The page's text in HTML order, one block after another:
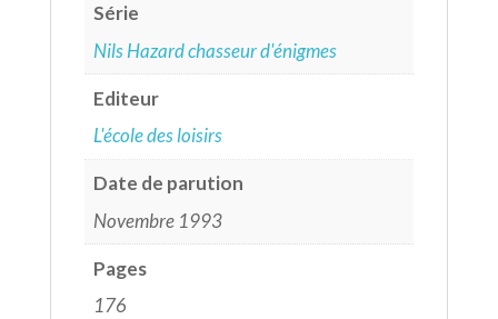
Série
Nils Hazard chasseur d'énigmes
Editeur
L'école des loisirs
Date de parution
Novembre 1993
Pages
176